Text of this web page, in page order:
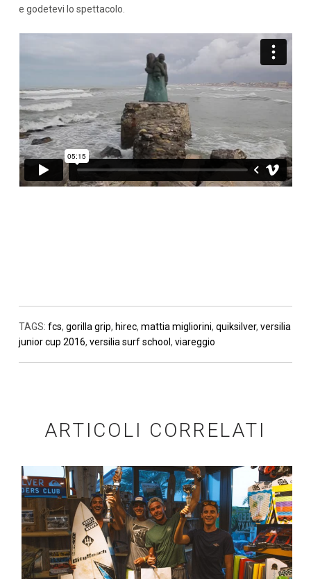
e godetevi lo spettacolo.
TAGS: fcs, gorilla grip, hirec, mattia migliorini, quiksilver, versilia
junior cup 2016, versilia surf school , viareggio
ARTICOLI CORRELATI